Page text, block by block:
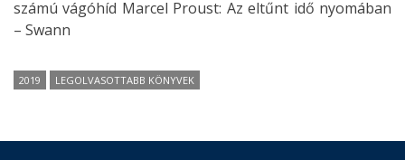
számú vágóhíd Marcel Proust: Az eltűnt idő nyomában
– Swann
2019 LEGOLVASOTTABB KÖNYVEK